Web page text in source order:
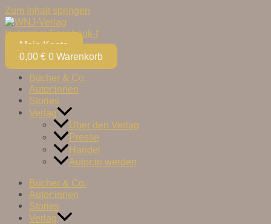
Zum Inhalt springen
Instagram Facebook-f
Mein Konto
0,00 € 0 Warenkorb
Bücher & Co.
Autor:innen
Stories
Verlag
Über den Verlag
Presse
Handel
Autor:in werden
Bücher & Co.
Autor:innen
Stories
Verlag